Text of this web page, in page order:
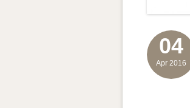
04
Apr 2016